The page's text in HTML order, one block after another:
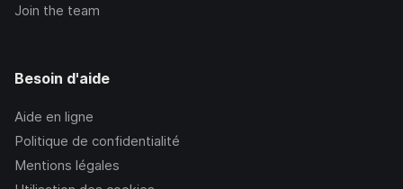
Join the team
Besoin d'aide
Aide en ligne
Politique de confidentialité
Mentions légales